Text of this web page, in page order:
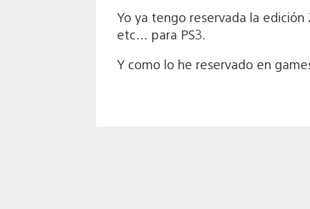
Yo ya tengo reservada la
etc… para PS3.
Y como lo he reservado en